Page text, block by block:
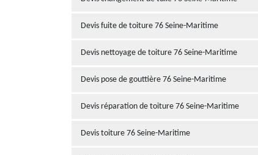
Devis fuite de toiture 76 Seine-Maritime
Devis nettoyage de toiture 76 Seine-Maritime
Devis pose de gouttière 76 Seine-Maritime
Devis réparation de toiture 76 Seine-Maritime
Devis toiture 76 Seine-Maritime